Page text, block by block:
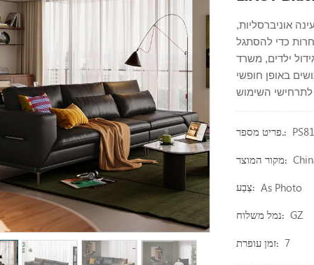
אוניברסליות,
כדי להסתגל
ילדים, משרד
באופן חופשי
פריט מספר.:
מקור המוצר:
צֶבַע: As Photo
נמל משלוח: GZ
זמן עופרת: 7